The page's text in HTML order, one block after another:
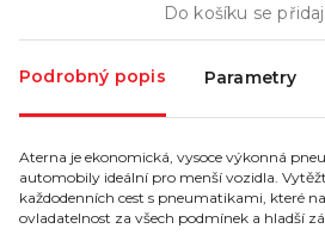
Do košíku se
Podrobný popis Parametry
Aterna je ekonomická, vysoce výkonná
automobily ideální pro menší vozidla.
každodenních cest s pneumatikami, které
ovladatelnost za všech podmínek a hladší